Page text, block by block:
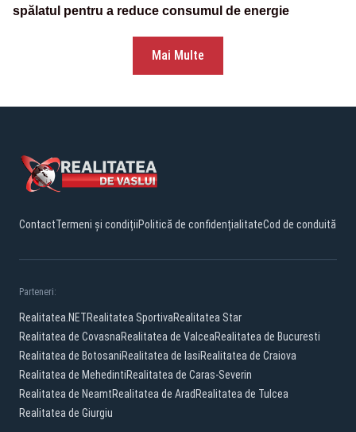
spălatul pentru a reduce consumul de energie
Mai Multe
ContactTermeni și condițiiPolitică de confidențialitateCod de conduită
Parteneri:
Realitatea.NETRealitatea SportivaRealitatea Star
Realitatea de CovasnaRealitatea de ValceaRealitatea de Bucuresti
Realitatea de BotosaniRealitatea de IasiRealitatea de Craiova
Realitatea de MehedintiRealitatea de Caras-Severin
Realitatea de NeamtRealitatea de Arad Realitatea de Tulcea
Realitatea de Giurgiu